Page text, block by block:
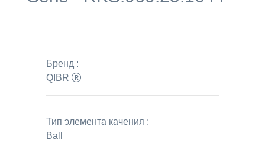
Бренд :
QIBR
Тип элемента качения :
Ball